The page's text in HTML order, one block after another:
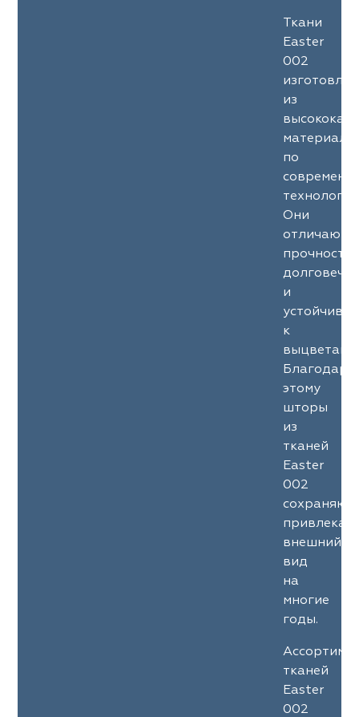
Ткани
Easter
002
из
по
Они
и
к
Благодаря
этому
шторы
из
тканей
Easter
002
сохраняют
внешний
вид
на
многие
годы.
тканей
Easter
002